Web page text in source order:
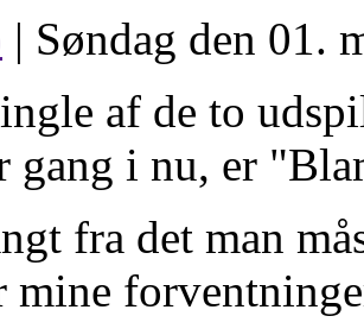
| Søndag den 01.
af de to
gang i nu, er
fra det man
mine